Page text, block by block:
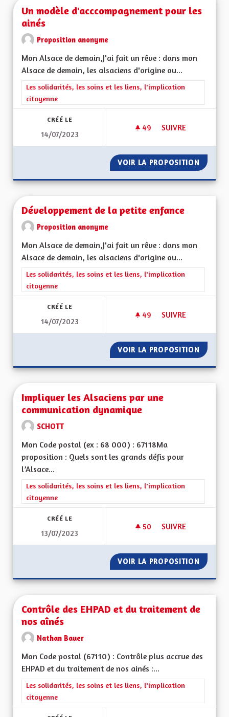
Un modèle d'acccompagnement pour les
ainés
Proposition anonyme
Mon Alsace de demain,J'ai fait un rêve : dans mon
Alsace de demain, les alsaciens d'origine ou...
Filtrer les résultats de la catégorie : Les solidarités, les soins
Les solidarités, les soins et les liens, l'implication
citoyenne
CRÉÉ LE
14/07/2023
49 49 ABONNÉS
SUIVRE
VOIR LA PROPOSITION UN
Développement de la petite enfance
Proposition anonyme
Mon Alsace de demain,J'ai fait un rêve : dans mon
Alsace de demain, les alsaciens d'origine ou...
Filtrer les résultats de la catégorie : Les solidarités, les soins
Les solidarités, les soins et les liens, l'implication
citoyenne
CRÉÉ LE
14/07/2023
49 49 ABONNÉS
SUIVRE
VOIR LA PROPOSITION
Impliquer les Alsaciens par une
communication dynamique
SCHOTT
Mon Code postal (ex : 68 000) : 67118Ma
proposition : Quels sont les grands défis pour
l’Alsace...
Filtrer les résultats de la catégorie : Les solidarités, les soins
Les solidarités, les soins et les liens, l'implication
citoyenne
CRÉÉ LE
13/07/2023
50 50 ABONNÉS
SUIVRE
VOIR LA PROPOSITION
Contrôle des EHPAD et du traitement de
nos aînés
Nathan Bauer
Mon Code postal (67110) : Contrôle plus accrue des
EHPAD et du traitement de nos ainés :...
Filtrer les résultats de la catégorie : Les solidarités, les soins
Les solidarités, les soins et les liens, l'implication
citoyenne